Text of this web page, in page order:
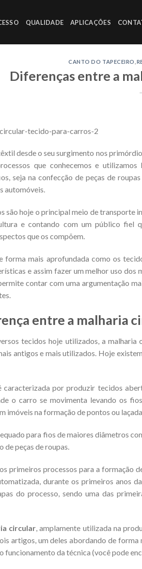
QUALIDADE APLICAÇÕES
CANTO DO TAPECEIRO
Diferenças entre a
desde o seu surgimento nos
que conhecemos e
seja na confecção de peças de
automóveis.
são hoje o principal meio de
e contando com um público fiel
que os compõem.
forma mais aprofundada como os
e assim fazer um melhor uso dos
contar com uma argumentação
entre a malharia
tecidos hoje utilizados, a malharia
antigos e mais utilizados. Hoje
caracterizada por produzir tecidos
o carro se movimenta levando os
imóveis na formação de pontos ou
para fios de maiores diâmetros
de peças de roupas.
primeiros processos para a formação
durante os primeiros anos
do processo, sendo uma das
circular , amplamente utilizada na
artigos, um deles abordando de forma
funcionamento da técnica (você pode